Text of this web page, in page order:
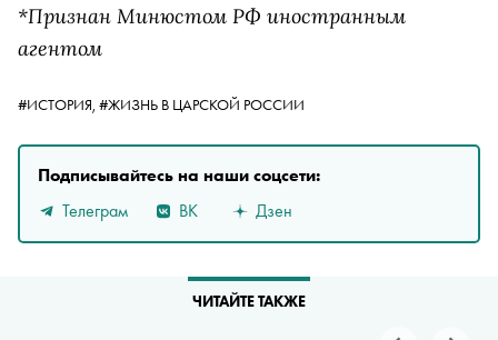
*Признан Минюстом РФ иностранным
агентом
#ИСТОРИЯ, #ЖИЗНЬ В ЦАРСКОЙ РОССИИ
Подписывайтесь на наши соцсети:
Телеграм
ВК Дзен
ЧИТАЙТЕ ТАКЖЕ